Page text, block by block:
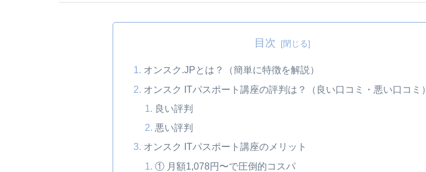
目次
オンスク.JPとは？（簡単に特徴を解説）
オンスク ITパスポート講座の評判は？（良い口コミ・悪い口コミ）
良い評判
悪い評判
オンスク ITパスポート講座のメリット
① 月額1,078円〜で圧倒的コスパ